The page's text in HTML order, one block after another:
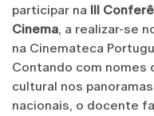
participar na III
Cinema, a realizar-se
na Cinemateca
Contando com nomes
cultural nos
nacionais, o docente